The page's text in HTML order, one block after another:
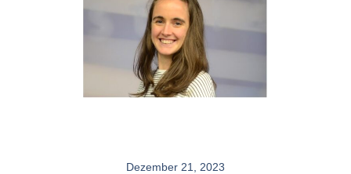
Dezember 21, 2023